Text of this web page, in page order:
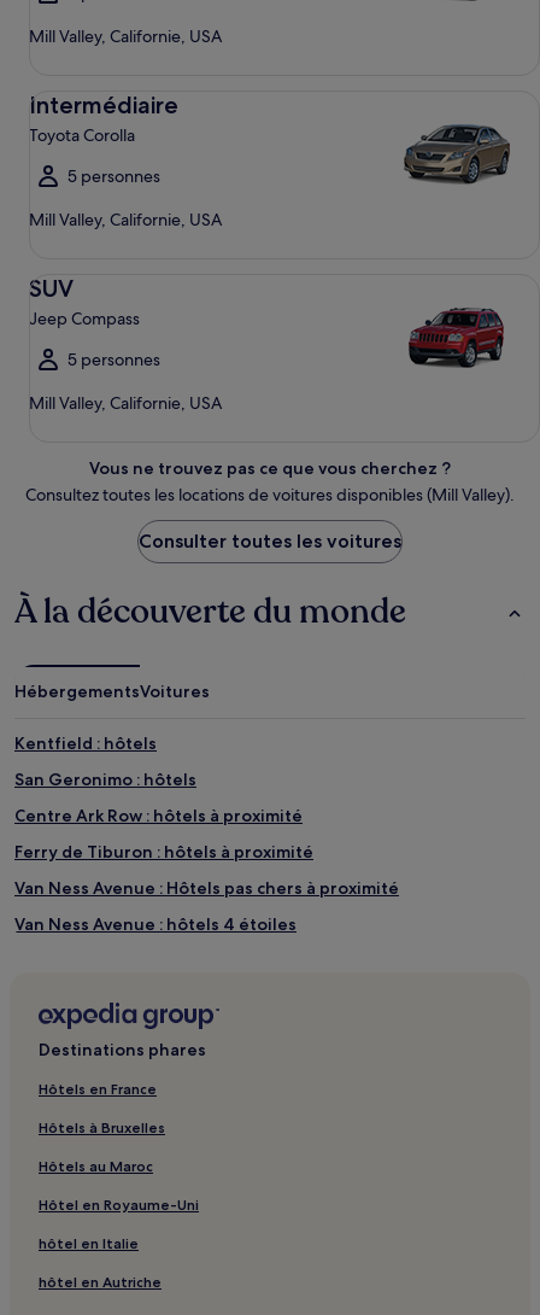
Mill Valley, Californie, USA
Intermédiaire
Toyota Corolla
5 personnes
Mill Valley, Californie, USA
SUV
Jeep Compass
5 personnes
Mill Valley, Californie, USA
Vous ne trouvez pas ce que vous cherchez ?
Consultez toutes les locations de voitures disponibles (Mill Valley).
Consulter toutes les voitures
À la découverte du monde
HébergementsVoitures
Kentfield : hôtels
San Geronimo : hôtels
Centre Ark Row : hôtels à proximité
Ferry de Tiburon : hôtels à proximité
Van Ness Avenue : Hôtels pas chers à proximité
Van Ness Avenue : hôtels 4 étoiles
Van Ness Avenue : hôtels à proximité
Hôtel Westin St Francis Hotel Glass Elevators : hôtels à
proximité
Green Gulch Farm : hôtels à proximité
Plage de Bolinas : Gîtes
Center : hôtels à proximité
Destinations phares
Hôtels en France
Hôtels à Bruxelles
Hôtels au Maroc
Hôtel en Royaume-Uni
hôtel en Italie
hôtel en Autriche